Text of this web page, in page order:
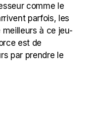
comme le
parfois, les
à ce jeu-
est de
par prendre le